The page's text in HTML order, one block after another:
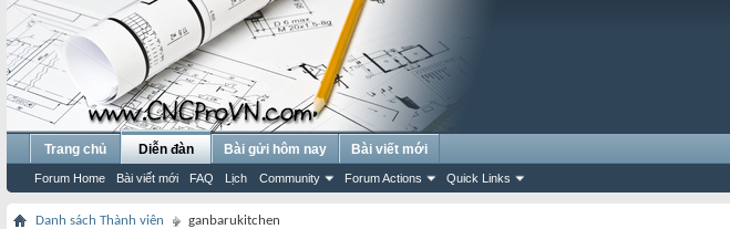
Trang chủ Diễn đàn
Forum Home Bài viết mới FAQ Lịch Community Forum Actions Quick Links
Bài gửi hôm nay Bài viết mới
Danh sách Thành viên ganbarukitchen